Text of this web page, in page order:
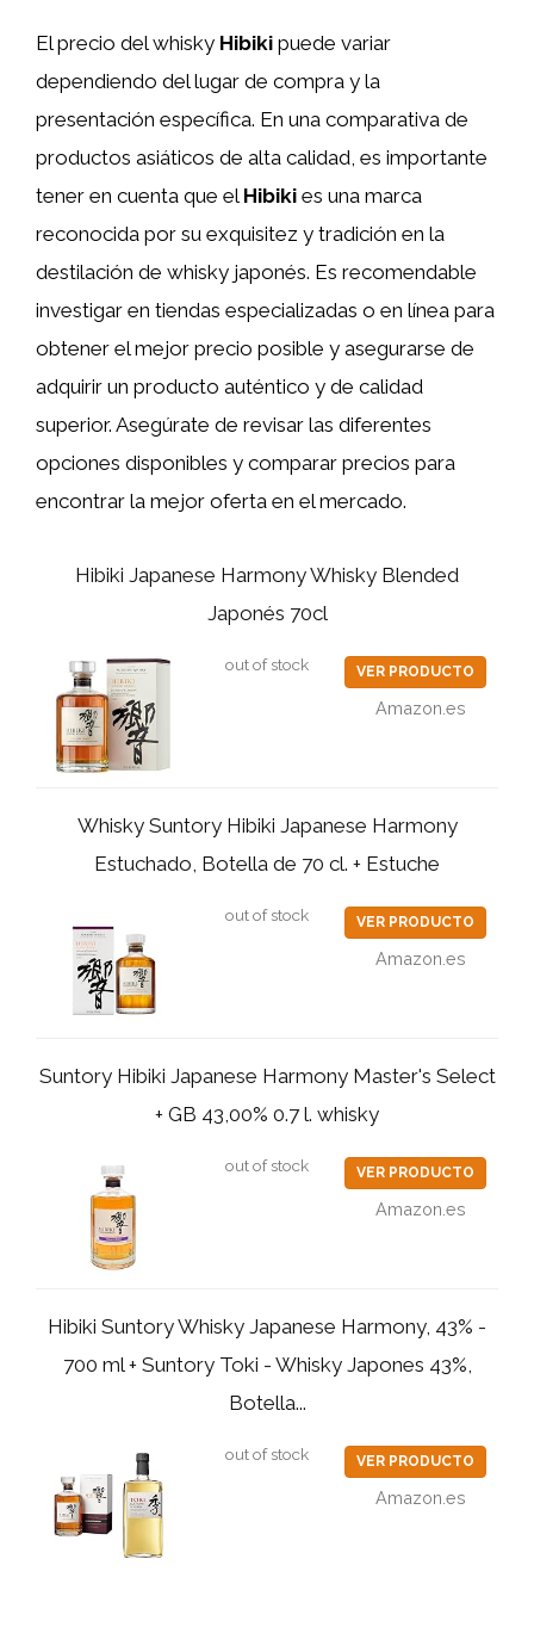
El precio del whisky Hibiki puede variar
dependiendo del lugar de compra y la
presentación específica. En una comparativa de
productos asiáticos de alta calidad, es importante
tener en cuenta que el Hibiki es una marca
reconocida por su exquisitez y tradición en la
destilación de whisky japonés. Es recomendable
investigar en tiendas especializadas o en línea para
obtener el mejor precio posible y asegurarse de
adquirir un producto auténtico y de calidad
superior. Asegúrate de revisar las diferentes
opciones disponibles y comparar precios para
encontrar la mejor oferta en el mercado.
Hibiki Japanese Harmony Whisky Blended
Japonés 70cl
out of stock VER PRODUCTO
Amazon.es
Whisky Suntory Hibiki Japanese Harmony
Estuchado, Botella de 70 cl. + Estuche
out of stock VER PRODUCTO
Amazon.es
Suntory Hibiki Japanese Harmony Master's Select
+ GB 43,00% 0.7 l. whisky
out of stock VER PRODUCTO
Amazon.es
Hibiki Suntory Whisky Japanese Harmony, 43% -
700 ml + Suntory Toki - Whisky Japones 43%,
Botella...
out of stock VER PRODUCTO
Amazon.es